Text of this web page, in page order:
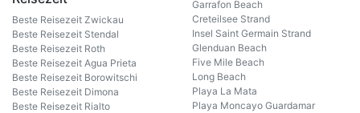
Beste Reisezeit Zwickau
Beste Reisezeit Stendal
Beste Reisezeit Roth
Beste Reisezeit Agua Prieta
Beste Reisezeit Borowitschi
Beste Reisezeit Dimona
Beste Reisezeit Rialto
Garrafon Beach
Creteilsee Strand
Insel Saint Germain Strand
Glenduan Beach
Five Mile Beach
Long Beach
Playa La Mata
Playa Moncayo Guardamar